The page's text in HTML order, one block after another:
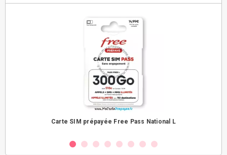
Carte SIM prépayée Free Pass National L